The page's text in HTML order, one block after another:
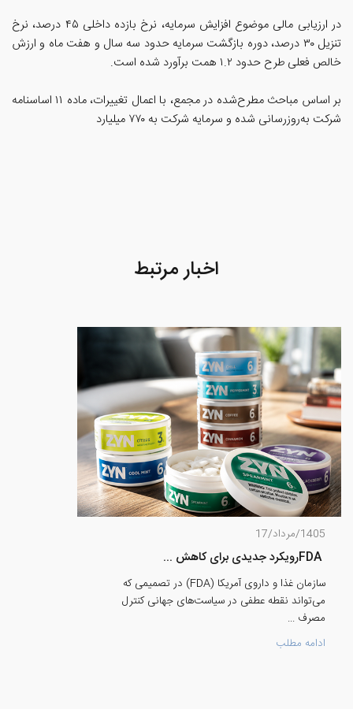
در ارزیابی مالی موضوع افزایش سرمایه، نرخ بازده داخلی ۴۵ درصد، نرخ
تنزیل ۳۰ درصد، دوره بازگشت سرمایه حدود سه سال و هفت ماه و ارزش
خالص فعلی طرح حدود ۱.۲ همت برآورد شده است.
بر اساس مباحث مطرح‌شده در مجمع، با اعمال تغییرات، ماده ۱۱ اساسنامه
شرکت به‌روزرسانی شده و سرمایه شرکت به ۷۷۰ میلیارد
اخبار مرتبط
1405/مرداد/17
سازمان غذا و داروی آمریکا (FDA) در تصمیمی که
می‌تواند نقطه عطفی در سیاست‌های جهانی کنترل
مصرف ...
ادامه مطلب